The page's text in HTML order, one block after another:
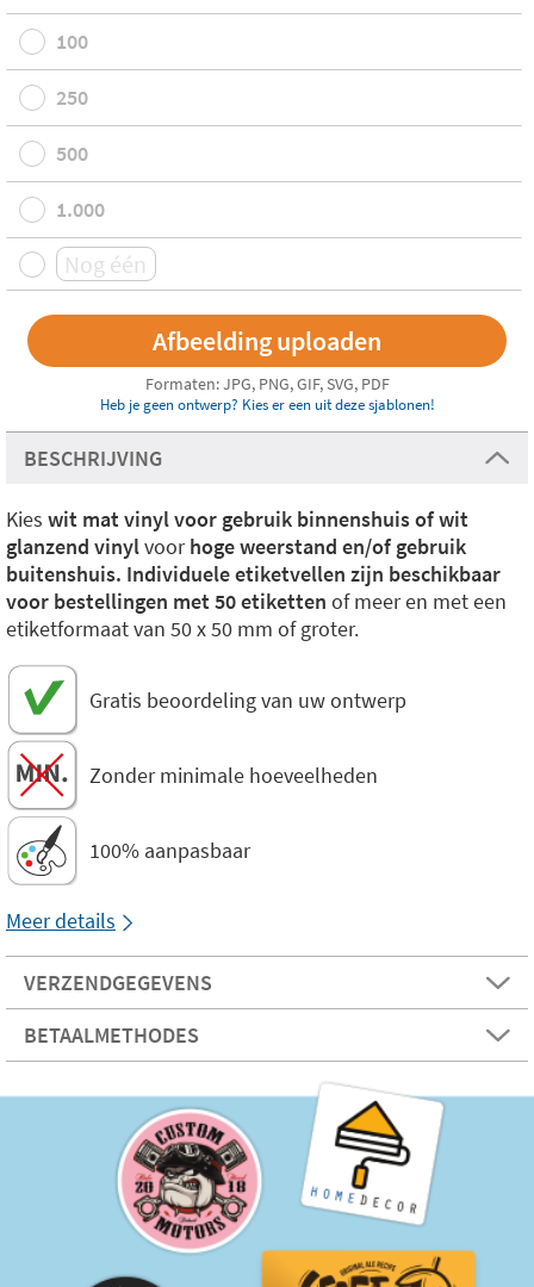
100
250
500
1.000
Formaten: JPG, PNG, GIF, SVG, PDF
Heb je geen ontwerp? Kies er een uit deze sjablonen!
BESCHRIJVING
Kies wit mat vinyl voor gebruik binnenshuis of wit
glanzend vinylvoorhoge weerstand en/of gebruik
buitenshuis. Individuele etiketvellen zijn beschikbaar
voor bestellingen met 50 etiketten of meer en met een
etiketformaat van 50 x 50 mm of groter.
Gratis beoordeling van uw ontwerp
Zonder minimale hoeveelheden
100% aanpasbaar
Meer details
VERZENDGEGEVENS
BETAALMETHODES